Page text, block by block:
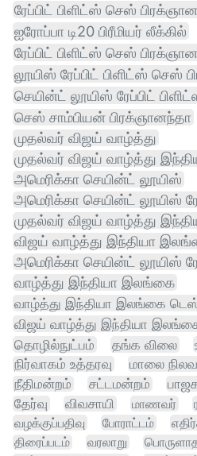
ரேப்பிட் பிளிட்ஸ் செஸ்
ஐரோப்பா டி20 பிரீமியர் லீக்கில்
ரேப்பிட் பிளிட்ஸ் செஸ்
லூயிஸ் ரேப்பிட் பிளிட்ஸ் செஸ்
செயின்ட் லூயிஸ் ரேப்பிட்
செஸ் சாம்பியன் பிரக்ஞானந்தா
முதல்வர் விஜய் வாழ்த்து
முதல்வர் விஜய் வாழ்த்து
அமெரிக்கா செயின்ட் லூயிஸ்
அமெரிக்கா செயின்ட் லூயிஸ்
முதல்வர் விஜய் வாழ்த்து
விஜய் வாழ்த்து இந்தியா
அமெரிக்கா செயின்ட் லூயிஸ்
வாழ்த்து இந்தியா இலங்கை
வாழ்த்து இந்தியா இலங்கை
விஜய் வாழ்த்து இந்தியா
தொழில்நுட்பம்
தங்க விலை
நிர்வாகம் உத்தரவு மாலை
நீதிமன்றம்
சட்டமன்றம்
தேர்வு
விவசாயி மாணவர்
வழக்குப்பதிவு
போராட்டம்
திரைப்படம் வரலாறு